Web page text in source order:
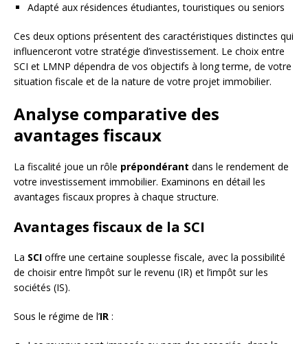
Adapté aux résidences étudiantes, touristiques ou seniors
Ces deux options présentent des caractéristiques distinctes qui
influenceront votre stratégie d’investissement. Le choix entre
SCI et LMNP dépendra de vos objectifs à long terme, de votre
situation fiscale et de la nature de votre projet immobilier.
Analyse comparative des
avantages fiscaux
La fiscalité joue un rôle prépondérant dans le rendement de
votre investissement immobilier. Examinons en détail les
avantages fiscaux propres à chaque structure.
Avantages fiscaux de la SCI
La SCI offre une certaine souplesse fiscale, avec la possibilité
de choisir entre l’impôt sur le revenu (IR) et l’impôt sur les
sociétés (IS).
Sous le régime de l’IR :